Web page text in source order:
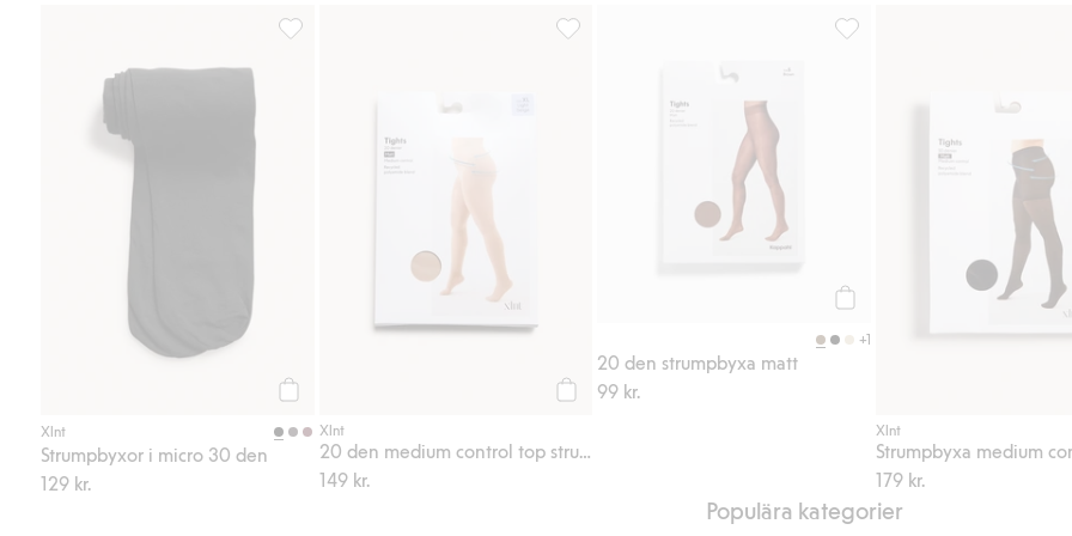
Xlnt
Strumpbyxor i micro 30 den
129 kr.
Xlnt
20 den medium control top strumpbyxa
149 kr.
+1
20 den strumpbyxa matt
99 kr.
Xlnt
179 kr.
Populära kategorier